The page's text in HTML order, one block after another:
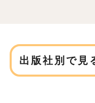
出版社別で見